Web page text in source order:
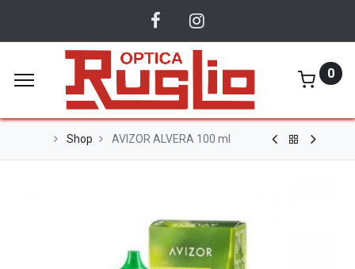
0
Shop AVIZOR ALVERA 100 ml